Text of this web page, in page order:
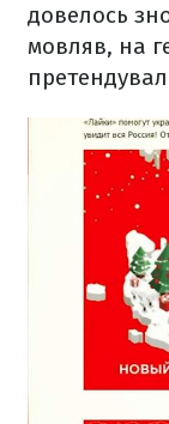
довелось
мовляв, на